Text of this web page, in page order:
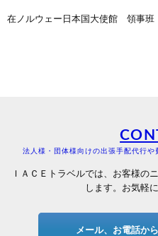
在ノルウェー日本国大使館 領事班
法人様・団体様向けの出張手配代行
ＩＡＣＥトラベルでは、お客様の
します。お気軽
メール、お電話か